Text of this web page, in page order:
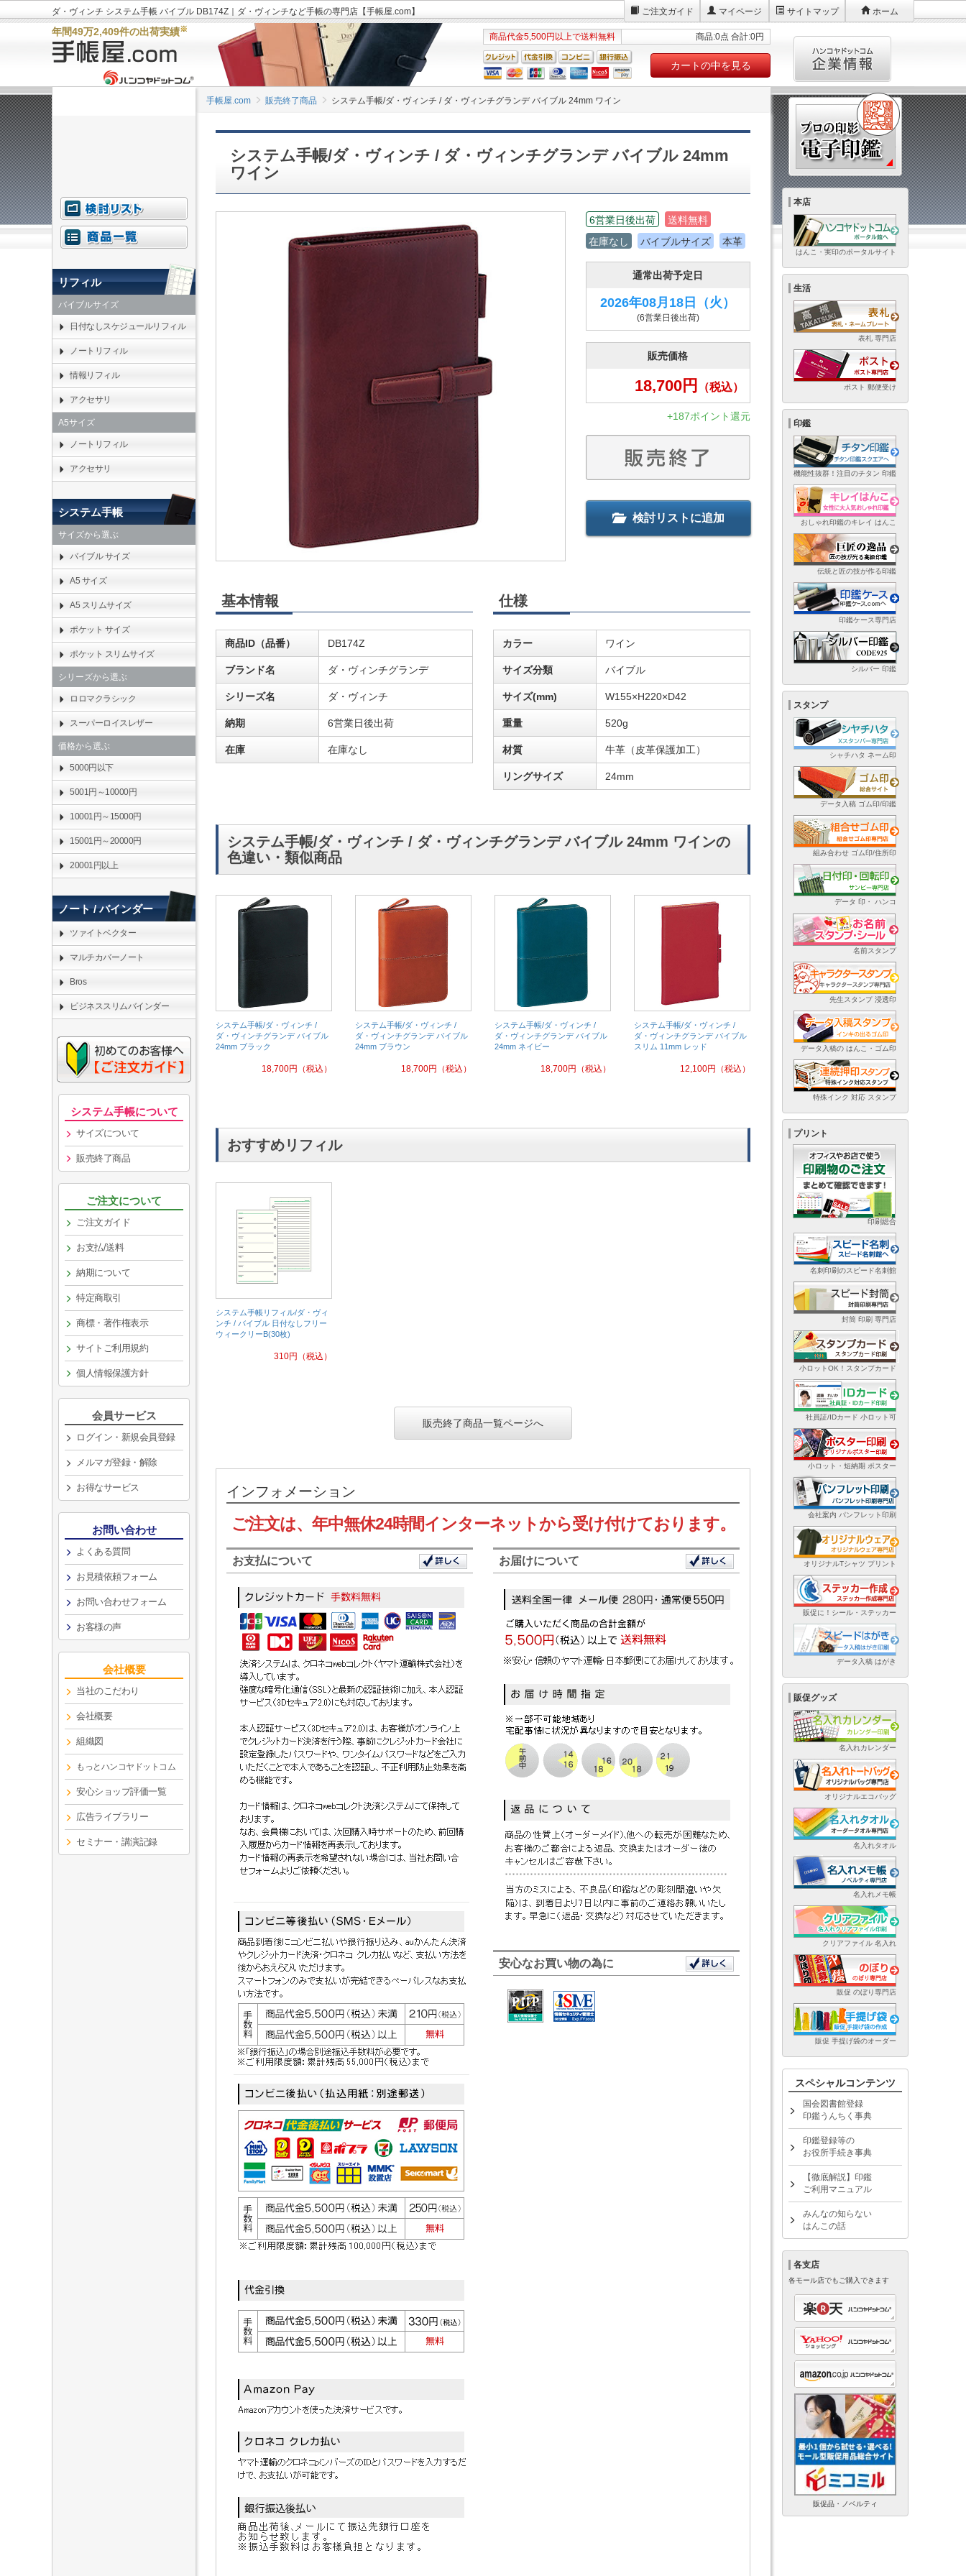
ダ・ヴィンチ システム手帳 バイブル DB174Z｜ダ・ヴィンチなど手帳の専門店【手帳屋.com】 ご注文ガイド マイページ サイトマップ ホーム
年間49万2,409件の出荷実績※
商品代金5,500円以上で送料無料 商品:0点 合計:0円
カートの中を見る
手帳屋.com 販売終了商品 システム手帳/ダ・ヴィンチ / ダ・ヴィンチグランデ バイブル 24mm ワイン
システム手帳/ダ・ヴィンチ / ダ・ヴィンチグランデ バイブル 24mm
ワイン
6営業日後出荷
送料無料
在庫なし
バイブルサイズ 本革
通常出荷予定日
2026年08月18日 （火）
(6営業日後出荷)
販売価格
18,700円 （税込）
+187ポイント還元
検討リストに追加
基本情報
商品ID（品番） DB174Z
ブランド名 ダ・ヴィンチグランデ
シリーズ名 ダ・ヴィンチ
納期 6営業日後出荷
在庫 在庫なし
仕様
カラー ワイン
サイズ分類 バイブル
サイズ(mm) W155×H220×D42
重量 520g
材質 牛革（皮革保護加工）
リングサイズ 24mm
システム手帳/ダ・ヴィンチ / ダ・ヴィンチグランデ バイブル 24mm ワインの
色違い・類似商品
システム手帳/ダ・ヴィンチ /
ダ・ヴィンチグランデ バイブル
24mm ブラック
18,700円 （税込）
システム手帳/ダ・ヴィンチ /
ダ・ヴィンチグランデ バイブル
24mm ブラウン
18,700円 （税込）
システム手帳/ダ・ヴィンチ /
ダ・ヴィンチグランデ バイブル
24mm ネイビー
18,700円 （税込）
システム手帳/ダ・ヴィンチ /
ダ・ヴィンチグランデ バイブル
スリム 11mm レッド
12,100円 （税込）
おすすめリフィル
システム手帳リフィル/ダ・ヴィ
ンチ / バイブル 日付なしフリー
ウィークリーB(30枚)
310円 （税込）
販売終了商品一覧ページへ
インフォメーション
ご注文は、年中無休24時間インターネットから受け付けております。
お支払について お届けについて
安心なお買い物の為に
リフィル
バイブルサイズ
日付なしスケジュールリフィル
ノートリフィル
情報リフィル
アクセサリ
A5サイズ
ノートリフィル
アクセサリ
システム手帳
サイズから選ぶ
バイブル サイズ
A5 サイズ
A5 スリムサイズ
ポケット サイズ
ポケット スリムサイズ
シリーズから選ぶ
ロロマクラシック
スーパーロイスレザー
価格から選ぶ
5000円以下
5001円～10000円
10001円～15000円
15001円～20000円
20001円以上
ノート / バインダー
ツァイトベクター
マルチカバーノート
Bros
ビジネススリムバインダー
システム手帳について
サイズについて
販売終了商品
ご注文について
ご注文ガイド
お支払/送料
納期について
特定商取引
商標・著作権表示
サイトご利用規約
個人情報保護方針
会員サービス
ログイン・新規会員登録
メルマガ登録・解除
お得なサービス
お問い合わせ
よくある質問
お見積依頼フォーム
お問い合わせフォーム
お客様の声
会社概要
当社のこだわり
会社概要
組織図
もっとハンコヤドットコム
安心ショップ評価一覧
広告ライブラリー
セミナー・講演記録
本店
はんこ・実印のポータルサイト
生活
表札 専門店
ポスト 郵便受け
印鑑
機能性抜群！注目のチタン 印鑑
おしゃれ印鑑のキレイ はんこ
伝統と匠の技が作る印鑑
印鑑ケース専門店
シルバー 印鑑
スタンプ
シャチハタ ネーム印
データ入稿 ゴム印/印鑑
組み合わせ ゴム印/住所印
データ 印・ ハンコ
名前スタンプ
先生スタンプ 浸透印
データ入稿の はんこ・ゴム印
特殊インク 対応 スタンプ
プリント
印刷総合
名刺印刷のスピード名刺館
封筒 印刷 専門店
小ロットOK！スタンプカード
社員証/IDカード 小ロット可
小ロット・短納期 ポスター
会社案内 パンフレット印刷
オリジナルTシャツ プリント
販促に！シール・ステッカー
データ入稿 はがき
販促グッズ
名入れカレンダー
オリジナルエコバッグ
名入れタオル
名入れメモ帳
クリアファイル 名入れ
販促 のぼり専門店
販促 手提げ袋のオーダー
スペシャルコンテンツ
国会図書館登録
印鑑うんちく事典
印鑑登録等の
お役所手続き事典
【徹底解説】印鑑
ご利用マニュアル
みんなの知らない
はんこの話
各支店
各モール店でもご購入できます
販促品・ノベルティ